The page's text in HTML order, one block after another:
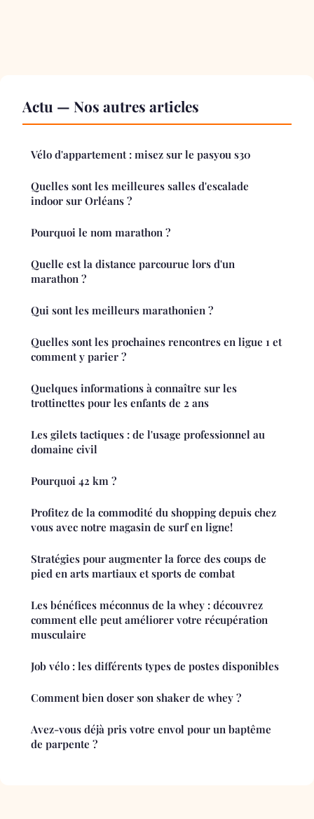
Actu — Nos autres articles
Vélo d'appartement : misez sur le pasyou s30
Quelles sont les meilleures salles d'escalade
indoor sur Orléans ?
Pourquoi le nom marathon ?
Quelle est la distance parcourue lors d'un
marathon ?
Qui sont les meilleurs marathonien ?
Quelles sont les prochaines rencontres en ligue 1 et
comment y parier ?
Quelques informations à connaître sur les
trottinettes pour les enfants de 2 ans
Les gilets tactiques : de l'usage professionnel au
domaine civil
Pourquoi 42 km ?
Profitez de la commodité du shopping depuis chez
vous avec notre magasin de surf en ligne!
Stratégies pour augmenter la force des coups de
pied en arts martiaux et sports de combat
Les bénéfices méconnus de la whey : découvrez
comment elle peut améliorer votre récupération
musculaire
Job vélo : les différents types de postes disponibles
Comment bien doser son shaker de whey ?
Avez-vous déjà pris votre envol pour un baptême
de parpente ?